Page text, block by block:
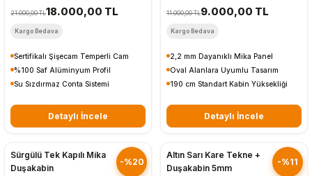
21.000,00 TL18.000,00 TL
Kargo Bedava
Sertifikalı Şişecam Temperli Cam
%100 Saf Alüminyum Profil
Su Sızdırmaz Conta Sistemi
Detaylı İncele
11.000,00 TL9.000,00 TL
Kargo Bedava
2,2 mm Dayanıklı Mika Panel
Oval Alanlara Uyumlu Tasarım
190 cm Standart Kabin Yüksekliği
Detaylı İncele
-%20
Sürgülü Tek Kapılı Mika
Duşakabin
-%11
Altın Sarı Kare Tekne +
Duşakabin 5mm